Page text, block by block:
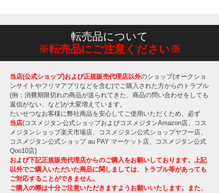
転売品について
※転売品にご注意ください※
当店(公式ショップ)および正規販売代理店以外のショップ(オークショ
ンサイトやフリマアプリなどを含む)でご購入された方からのトラブル
(例：消費期限切れの商品が送られてきた、商品の問い合わせをしても
返信がない、など)が大変増えています。
たいせつなお客様に弊社商品を安心してご使用いただくため、必ず
当店(コスメジタン公式ショップおよびコスメジタンAmazon店、コス
メジタンショップ楽天市場店、コスメジタン公式ショップヤフー店、
コスメジタン公式ショップ au PAY マーケット店、コスメジタン公式
Qoo10店)
および下記正規販売代理店からのご購入をお願いしております。上記
以外でご購入いただいた商品に関しましては、トラブル等があっても
ご対応することができません。
ご購入の際は十分ご注意いただきますようお願いいたします。また、